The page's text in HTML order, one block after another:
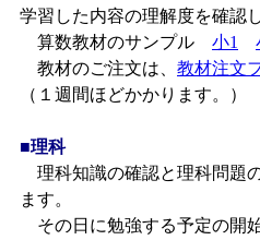
学習した内容の理解度を確認
算数教材のサンプル 小1
教材のご注文は、 教材注文
（１週間ほどかかります。）
■理科
理科知識の確認と理科問題
ます。
その日に勉強する予定の開